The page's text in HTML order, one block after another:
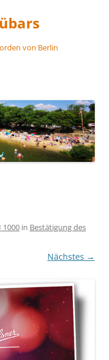
von Berlin
1000 in Bestätigung des
Nächstes →